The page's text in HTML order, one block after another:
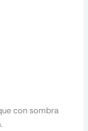
con sombra